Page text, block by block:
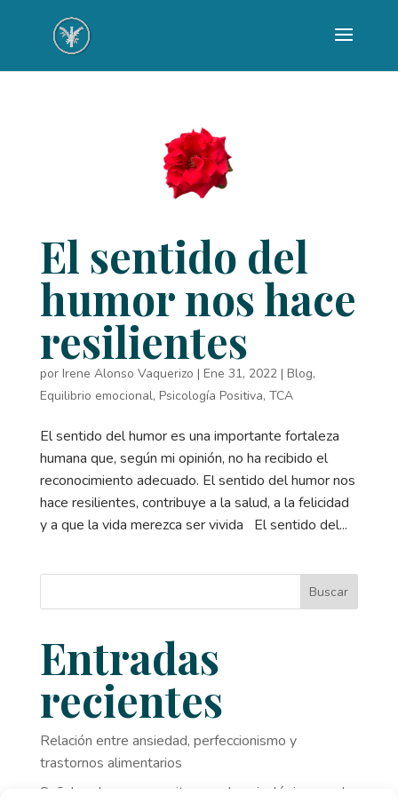
El sentido del
humor nos hace
resilientes
por Irene Alonso Vaquerizo | Ene 31, 2022| Blog,
Equilibrio emocional, Psicología Positiva, TCA
El sentido del humor es una importante fortaleza
humana que, según mi opinión, no ha recibido el
reconocimiento adecuado. El sentido del humor nos
hace resilientes, contribuye a la salud, a la felicidad
y a que la vida merezca ser vivida El sentido del...
Buscar
Entradas
recientes
Relación entre ansiedad, perfeccionismo y
trastornos alimentarios
Señales de que necesitas ayuda psicológica y no lo